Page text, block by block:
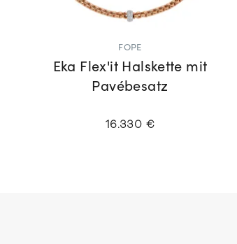
FOPE
Eka Flex'it Halskette mit
Pavébesatz
16.330 €